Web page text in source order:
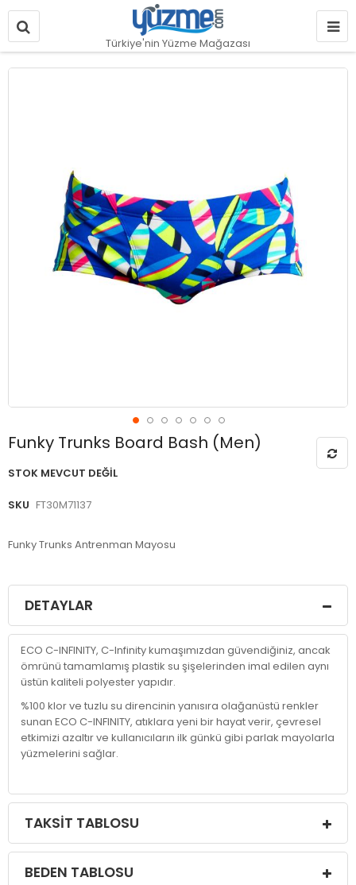
Türkiye'nin Yüzme Mağazası
Funky Trunks Board Bash (Men)
STOK MEVCUT DEĞIL
SKU FT30M71137
Funky Trunks Antrenman Mayosu
Resim
Resim
galerisinin
başlangıcına
DETAYLAR
ECO C-INFINITY, C-Infinity kumaşımızdan güvendiğiniz, ancak
ömrünü tamamlamış plastik su şişelerinden imal edilen aynı
üstün kaliteli polyester yapıdır.
%100 klor ve tuzlu su direncinin yanısıra olağanüstü renkler
sunan ECO C-INFINITY, atıklara yeni bir hayat verir, çevresel
etkimizi azaltır ve kullanıcıların ilk günkü gibi parlak mayolarla
yüzmelerini sağlar.
TAKSIT TABLOSU
BEDEN TABLOSU